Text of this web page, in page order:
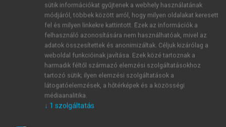
9. A vénatónus
szabályozásának vázlatos
áttekintése
A 2. fejezetben felsorolt véna funkciókat, hasonlóan
az artériákéhoz, különböző célirányított –
hierarchnikusan és heterarchikusan szerveződött –
élettani szabályozó mechanizmusok kontrollálják,
sütik információkat gyűjtenek a webhely használatának
módjáról, többek között arról, hogy milyen oldalakat keresett
fel és milyen linkekre kattintott. Ezek az információk a
felhasználó azonosítására nem használhatóak, mivel az
adatok összesítettek és anonimizáltak. Céljuk kizárólag a
weboldal funkcióinak javítása. Ezek közé tartoznak a
harmadik féltől származó elemzési szolgáltatásokhoz
tartozó sütik; ilyen elemzési szolgáltatások a
látogatóelemzések, a hőtérképek és a közösségi
médiaanalitika.
↓ 1 szolgáltatás